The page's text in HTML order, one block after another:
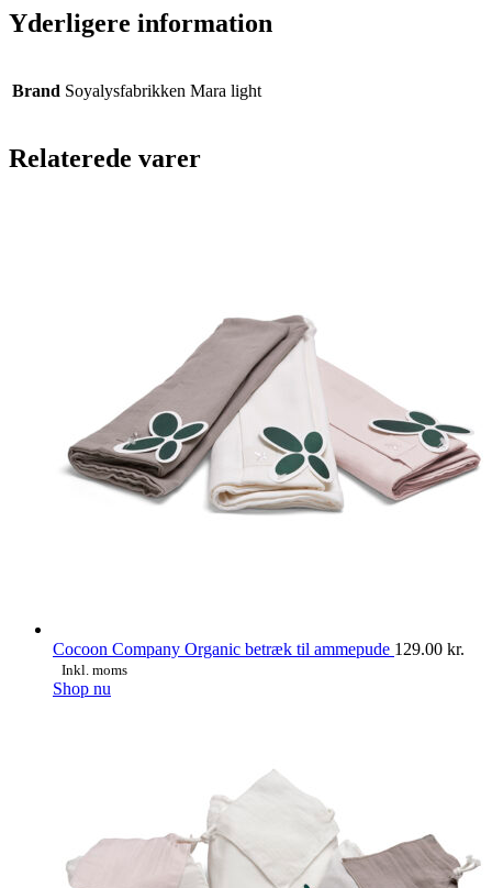
Yderligere information
Brand Soyalysfabrikken Mara light
Relaterede varer
Cocoon Company Organic betræk til ammepude 129.00 kr.
Inkl. moms
Shop nu